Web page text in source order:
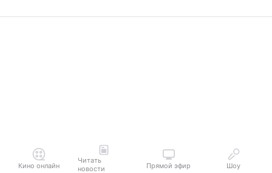
Кино онлайн
Читать
новости
Прямой эфир Шоу